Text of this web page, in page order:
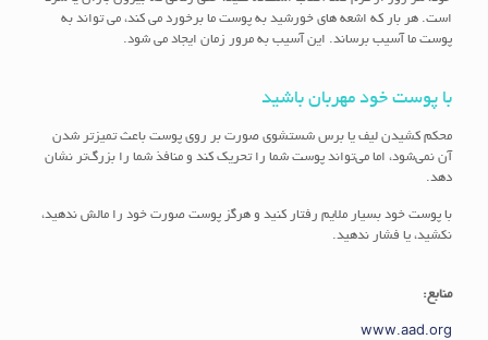
است. هر بار که اشعه های خورشید به پوست ما برخورد می کند، می تواند به
پوست ما آسیب برساند. این آسیب به مرور زمان ایجاد می شود.
با پوست خود مهربان باشید
محکم کشیدن لیف یا برس شستشوی صورت بر روی پوست باعث تمیزتر شدن
آن نمی‌شود، اما می‌تواند پوست شما را تحریک کند و منافذ شما را بزرگ‌تر نشان
دهد.
با پوست خود بسیار ملایم رفتار کنید و هرگز پوست صورت خود را مالش ندهید،
نکشید، یا فشار ندهید.
منابع:
www.aad.org